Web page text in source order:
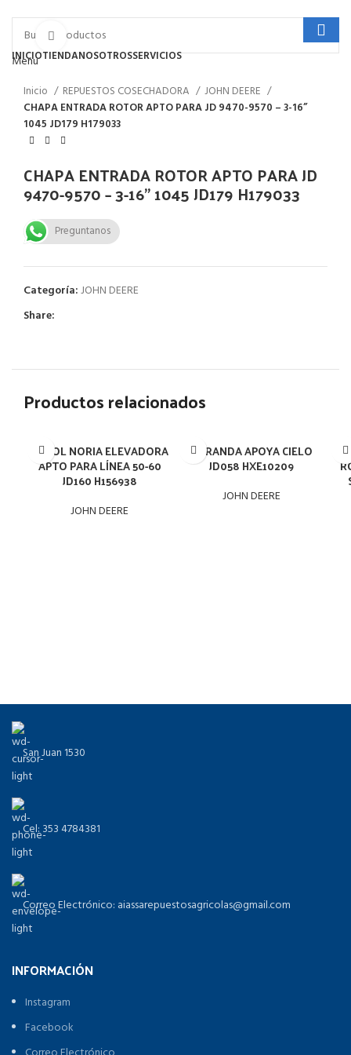
Menu
INICIOTIENDANOSOTROSSERVICIOS
Click to enlarge
Inicio REPUESTOS COSECHADORA
JOHN DEERE
CHAPA ENTRADA ROTOR APTO PARA JD 9470-9570 – 3-16”
1045 JD179 H179033
CHAPA ENTRADA ROTOR APTO PARA JD
9470-9570 – 3-16” 1045 JD179 H179033
Preguntanos
Categoría:JOHN DEERE
Share:
Productos relacionados
ÁRBOL NORIA ELEVADORA
APTO PARA LÍNEA 50-60
JD160 H156938
JOHN DEERE
BARANDA APOYA CIELO
JD058 HXE10209
JOHN DEERE
San Juan 1530
Cel: 353 4784381
Correo Electrónico: aiassarepuestosagricolas@gmail.com
INFORMACIÓN
Instagram
Facebook